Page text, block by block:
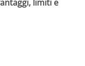
limiti e